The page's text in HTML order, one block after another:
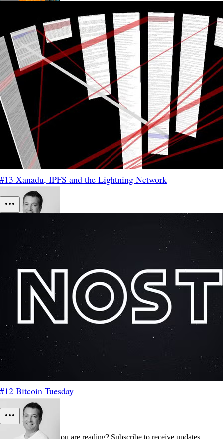
#13 Xanadu, IPFS and the Lightning Network
#12 Bitcoin Tuesday
Do you like what you are reading? Subscribe to receive updates.